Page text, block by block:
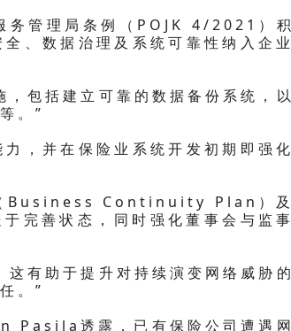
务管理局条例（POJK 4/2021）积
、数据治理及系统可靠性纳入企业
包括建立可靠的数据备份系统，以
。”
，并在保险业系统开发初期即强化
（Business Continuity Plan）及
善状态，同时强化董事会与监事
有助于提升对持续演变网络威胁的
。”
Pasila透露，已有保险公司遭遇网